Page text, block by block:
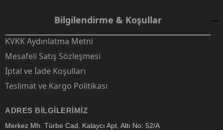
Bilgilendirme & Koşullar
KVKK Aydınlatma Metni
Mesafeli Satış Sözleşmesi
İptal ve İade Koşulları
Teslimat ve Kargo Politikası
ADRES BILGILERIMIZ
Merkez Mh. Türbe Cad. Kalaycı Apt. Altı No: 52/A